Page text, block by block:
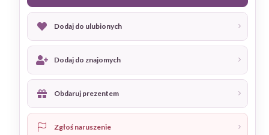
Dodaj do ulubionych
Dodaj do znajomych
Obdaruj prezentem
Zgłoś naruszenie